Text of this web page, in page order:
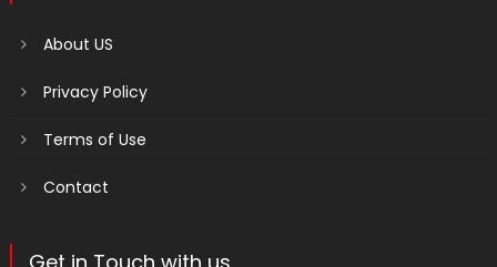
About US
Privacy Policy
Terms of Use
Contact